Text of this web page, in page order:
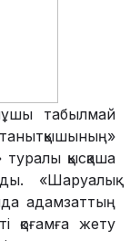
табылмай
туралы қысқаша
«Шаруалық
адамзаттың
қоғамға жету